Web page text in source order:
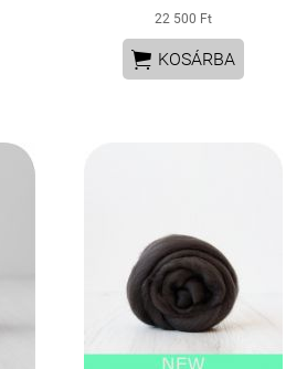
22 500 Ft
 KOSÁRBA